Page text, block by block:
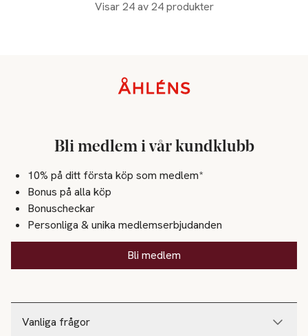
Visar 24 av 24 produkter
Vanliga frågor
Bli medlem i vår kundklubb
10% på ditt första köp som medlem*
Bonus på alla köp
Bonuscheckar
Personliga & unika medlemserbjudanden
Bli medlem